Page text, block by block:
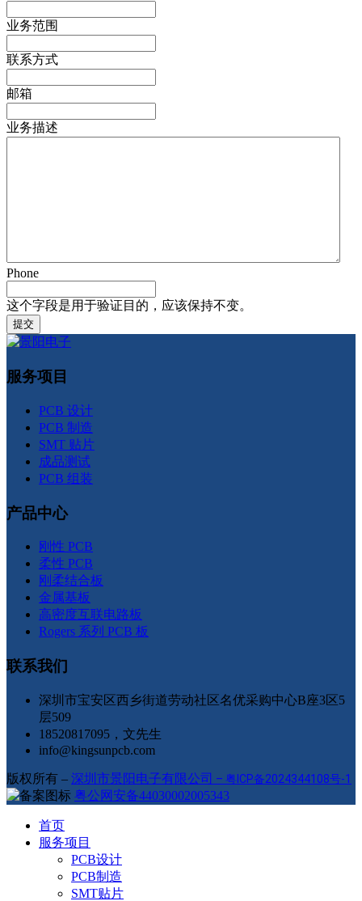
业务范围
联系方式
邮箱
业务描述
Phone
这个字段是用于验证目的，应该保持不变。
服务项目
PCB 设计
PCB 制造
SMT 贴片
成品测试
PCB 组装
产品中心
刚性 PCB
柔性 PCB
刚柔结合板
金属基板
高密度互联电路板
Rogers 系列 PCB 板
联系我们
深圳市宝安区西乡街道劳动社区名优采购中心B座3区5
层509
18520817095，文先生
info@kingsunpcb.com
版权所有 – 深圳市景阳电子有限公司 – 粤ICP备2024344108号-1
粤公网安备44030002005343
首页
服务项目
PCB设计
PCB制造
SMT贴片